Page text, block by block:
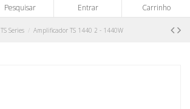
Pesquisar Entrar Carrinho
TS Series Amplificador TS 1440 2 - 1440W